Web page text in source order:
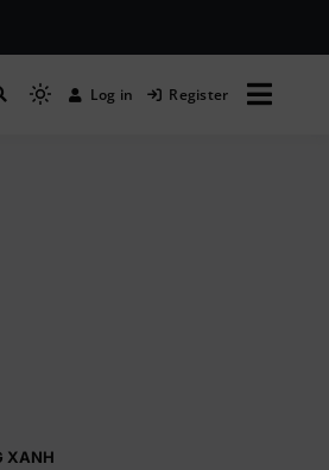
xã hội Kinh tế – Giáo dục – Hướng
Log in Register
XANH